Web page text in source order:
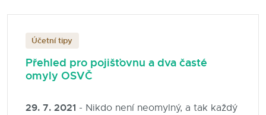
když známe období a účel, avšak potřebujeme
odhadnout jejich výši. Pokud bychom znali i
výši, nejednalo by se o dohadné položky, ale o
časové rozlišení.
Účetní tipy
Přehled pro pojišťovnu a dva časté
omyly OSVČ
29. 7. 2021 - Nikdo není neomylný, a tak každý